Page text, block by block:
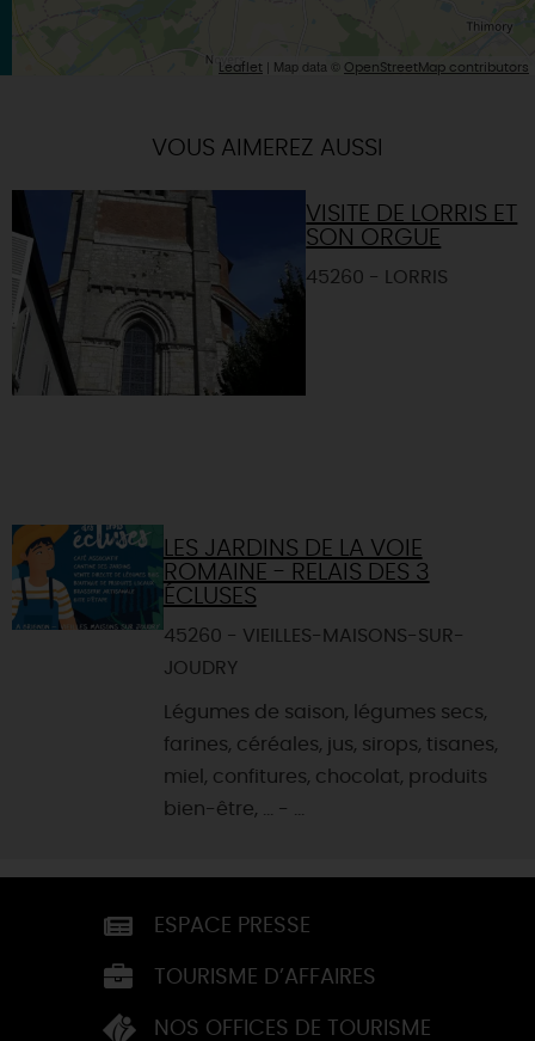
Leaflet | Map data © OpenStreetMap contributors
VOUS AIMEREZ AUSSI
VISITE DE LORRIS ET
SON ORGUE
45260 - LORRIS
LES JARDINS DE LA VOIE
ROMAINE - RELAIS DES 3
ÉCLUSES
45260 - VIEILLES-MAISONS-SUR-
JOUDRY
Légumes de saison, légumes secs,
farines, céréales, jus, sirops, tisanes,
miel, confitures, chocolat, produits
bien-être, ... - ...
ESPACE PRESSE
TOURISME D’AFFAIRES
NOS OFFICES DE TOURISME